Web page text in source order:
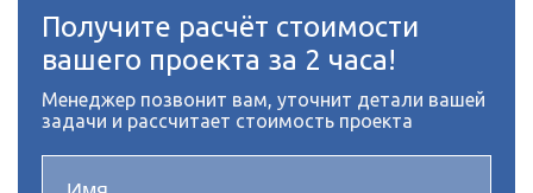
Получите расчёт стоимости
вашего проекта за 2 часа!
Менеджер позвонит вам, уточнит детали вашей
задачи и рассчитает стоимость проекта